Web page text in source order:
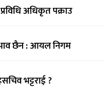
अधिकृत पक्राउ
छैन : आयल निगम
भट्टराई ?